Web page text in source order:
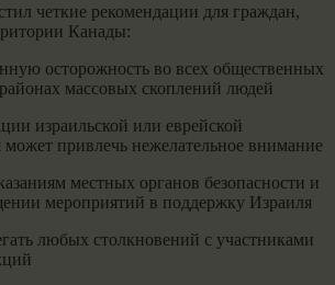
четкие рекомендации для граждан,
Канады:
осторожность во всех общественных
массовых скоплений людей
израильской или еврейской
может привлечь нежелательное внимание
местных органов безопасности и
мероприятий в поддержку Израиля
любых столкновений с участниками